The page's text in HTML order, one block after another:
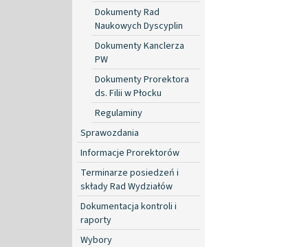
Dokumenty Rad
Naukowych Dyscyplin
Dokumenty Kanclerza
PW
Dokumenty Prorektora
ds. Filii w Płocku
Regulaminy
Sprawozdania
Informacje Prorektorów
Terminarze posiedzeń i
składy Rad Wydziałów
Dokumentacja kontroli i
raporty
Wybory